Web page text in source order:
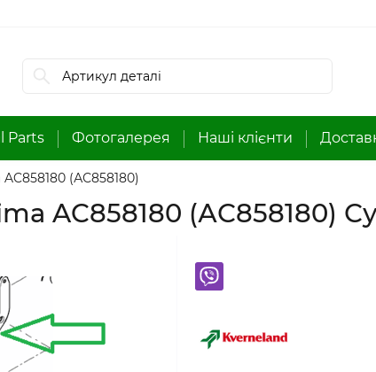
Parts Фотогалерея Наші клієнти
(АС858180)
AC858180 (АС858180)